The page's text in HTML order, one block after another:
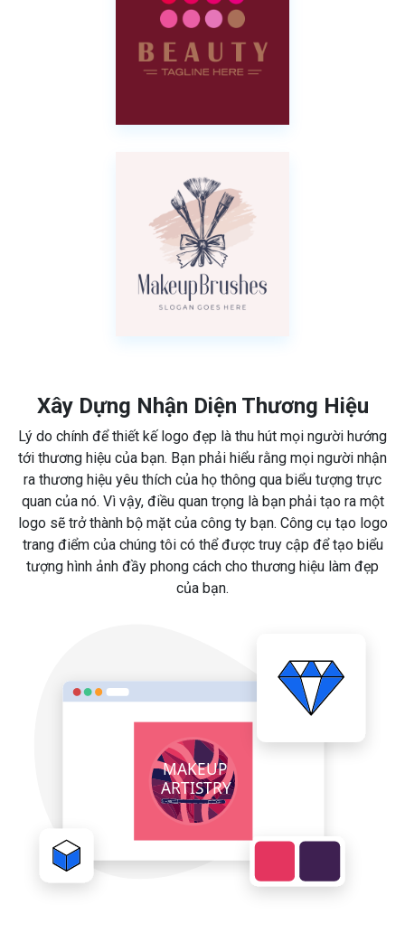
Xây Dựng Nhận Diện Thương Hiệu
Lý do chính để thiết kế logo đẹp là thu hút mọi người hướng
tới thương hiệu của bạn. Bạn phải hiểu rằng mọi người nhận
ra thương hiệu yêu thích của họ thông qua biểu tượng trực
quan của nó. Vì vậy, điều quan trọng là bạn phải tạo ra một
logo sẽ trở thành bộ mặt của công ty bạn. Công cụ tạo logo
trang điểm của chúng tôi có thể được truy cập để tạo biểu
tượng hình ảnh đầy phong cách cho thương hiệu làm đẹp
của bạn.